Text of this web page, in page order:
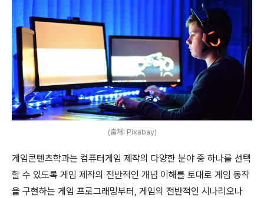
(출처: Pixabay)
게임콘텐츠학과는 컴퓨터게임 제작의 다양한 분야 중 하나를 선택
할 수 있도록 게임 제작의 전반적인 개념 이해를 토대로 게임 동작
을 구현하는 게임 프로그래밍부터, 게임의 전반적인 시나리오나